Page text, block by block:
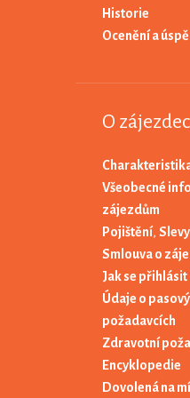
Historie
Ocenění a
O
Všeobecné
zájezdům
Pojištění, Slevy
Smlouva o
Jak se přihlásit
Údaje o
požadavcích
Zdravotní
Encyklopedie
Dovolená na